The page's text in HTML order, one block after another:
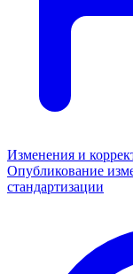
Изменения и
Опубликование
стандартизации